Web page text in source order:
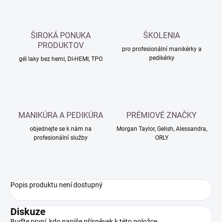
ŠIROKÁ PONUKA
PRODUKTOV
gél laky bez hemi, DI-HEMI, TPO
ŠKOLENIA
pro profesionální manikérky a
pedikérky
MANIKÚRA A PEDIKÚRA
objednejte se k nám na
profesionální služby
PRÉMIOVÉ ZNAČKY
Morgan Taylor, Gelish, Alessandra,
ORLY
Popis produktu není dostupný
Diskuze